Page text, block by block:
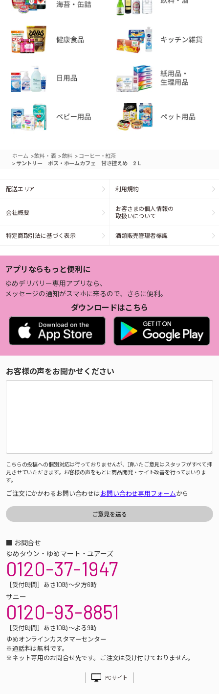
ホーム >飲料・酒 >飲料 > コーヒー・紅茶
> サントリー ボス・ホームカフェ 甘さ控えめ 2Ｌ
配送エリア 利用規約
会社概要
お客さまの個人情報の
取扱いについて
特定商取引法に基づく表示 酒類販売管理者標識
アプリならもっと便利に
ゆめデリバリー専用アプリなら、
メッセージの通知がスマホに来るので、さらに便利。
ダウンロードはこちら
お客様の声をお聞かせください
こちらの投稿への個別対応は行っておりませんが、頂いたご意見はスタッフがすべて拝
見させていただきます。お客様の声をもとに商品開発・サイト改善を行ってまいりま
す。
ご注文にかかわるお問い合わせはお問い合わせ専用フォームから
■ お問合せ
ゆめタウン・ゆめマート・ユアーズ
0120-37-1947
［受付時間］あさ10時～夕方6時
サニー
0120-93-8851
［受付時間］あさ10時～よる9時
ゆめオンラインカスタマーセンター
※通話料は無料です。
※ネット専用のお問合せ先です。ご注文は受け付けておりません。
PCサイト